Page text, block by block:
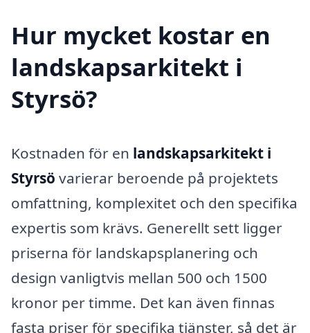
Hur mycket kostar en
landskapsarkitekt i
Styrsö?
Kostnaden för en landskapsarkitekt i
Styrsö varierar beroende på projektets
omfattning, komplexitet och den specifika
expertis som krävs. Generellt sett ligger
priserna för landskapsplanering och
design vanligtvis mellan 500 och 1500
kronor per timme. Det kan även finnas
fasta priser för specifika tjänster, så det är